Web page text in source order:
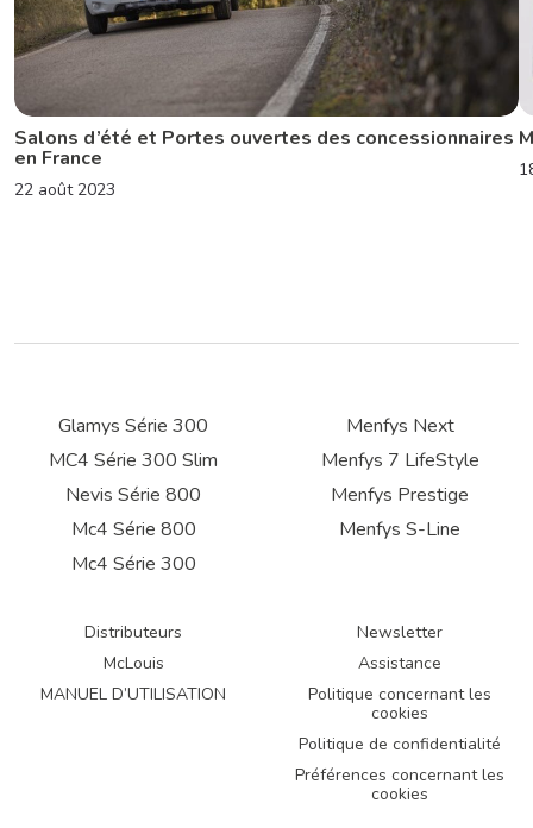
Salons d’été et Portes ouvertes des concessionnaires
en France
22 août 2023
Glamys Série 300
MC4 Série 300 Slim
Nevis Série 800
Mc4 Série 800
Mc4 Série 300
Menfys Next
Menfys 7 LifeStyle
Menfys Prestige
Menfys S-Line
Distributeurs
McLouis
MANUEL D’UTILISATION
Newsletter
Assistance
Politique concernant les
cookies
Politique de confidentialité
Préférences concernant les
cookies